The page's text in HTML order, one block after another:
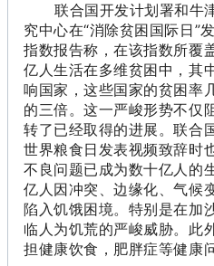
联合国开发计划署和牛
究中心在“消除贫困国际日”
指数报告称，在该指数所覆
亿人生活在多维贫困中，其
响国家，这些国家的贫困率
的三倍。这一严峻形势不仅
转了已经取得的进展。联合
世界粮食日发表视频致辞时
不良问题已成为数十亿人的
亿人因冲突、边缘化、气候
陷入饥饿困境。特别是在加
临人为饥荒的严峻威胁。此
担健康饮食，肥胖症等健康